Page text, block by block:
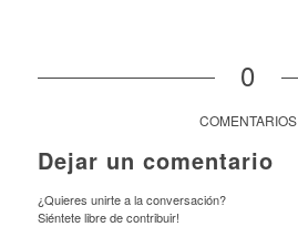
0
COMENTARIOS
Dejar un comentario
¿Quieres unirte a la conversación?
Siéntete libre de contribuir!